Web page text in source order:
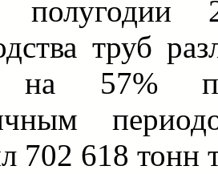
полугодии
труб
на 57%
702 618 тонн